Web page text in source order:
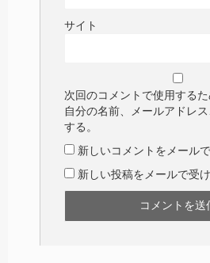
サイト
次回のコメントで使用する
自分の名前、メールアドレ
する。
新しいコメントをメール
新しい投稿をメールで受